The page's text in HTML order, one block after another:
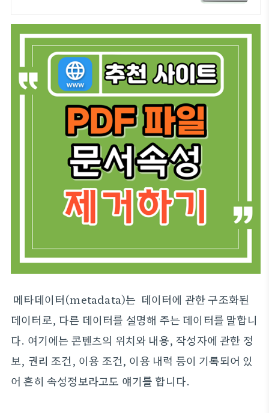
메타데이터(metadata)는 데이터에 관한 구조화된
데이터로, 다른 데이터를 설명해 주는 데이터를 말합니
다. 여기에는 콘텐츠의 위치와 내용, 작성자에 관한 정
보, 권리 조건, 이용 조건, 이용 내력 등이 기록되어 있
어 흔히 속성정보라고도 얘기를 합니다.